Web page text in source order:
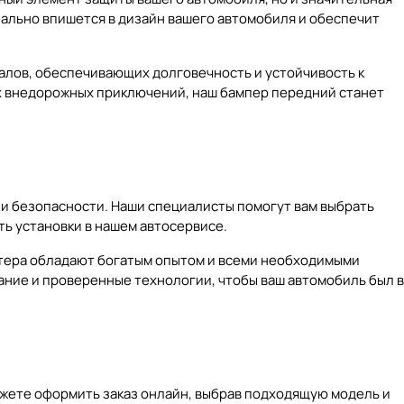
впишется в дизайн вашего автомобиля и обеспечит
обеспечивающих долговечность и устойчивость к
внедорожных приключений, наш бампер передний станет
Наши специалисты помогут вам выбрать
установки в нашем автосервисе.
обладают богатым опытом и всеми необходимыми
и проверенные технологии, чтобы ваш автомобиль был в
оформить заказ онлайн, выбрав подходящую модель и